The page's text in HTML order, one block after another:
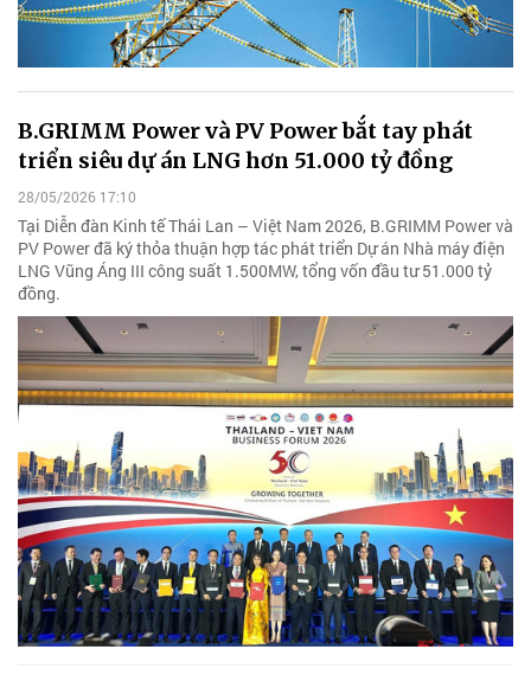
B.GRIMM Power và PV Power bắt tay phát
triển siêu dự án LNG hơn 51.000 tỷ đồng
28/05/2026 17:10
Tại Diễn đàn Kinh tế Thái Lan – Việt Nam 2026, B.GRIMM Power và
PV Power đã ký thỏa thuận hợp tác phát triển Dự án Nhà máy điện
LNG Vũng Áng III công suất 1.500MW, tổng vốn đầu tư 51.000 tỷ
đồng.